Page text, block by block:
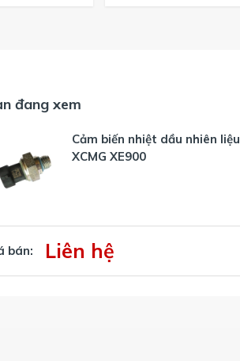
đang xem
Cảm biến nhiệt dầu nhiên liệu
XCMG XE900
bán: Liên hệ